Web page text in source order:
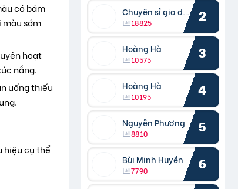
có bám
màu sớm
hoạt
nắng.
uống thiếu
hiệu cụ thể
Chuyên sỉ gia dụng
18825 2
Hoàng Hà
10575 3
Hoàng Hà
10195 4
Nguyễn Phương
8810 5
Bùi Minh Huyền
7790 6